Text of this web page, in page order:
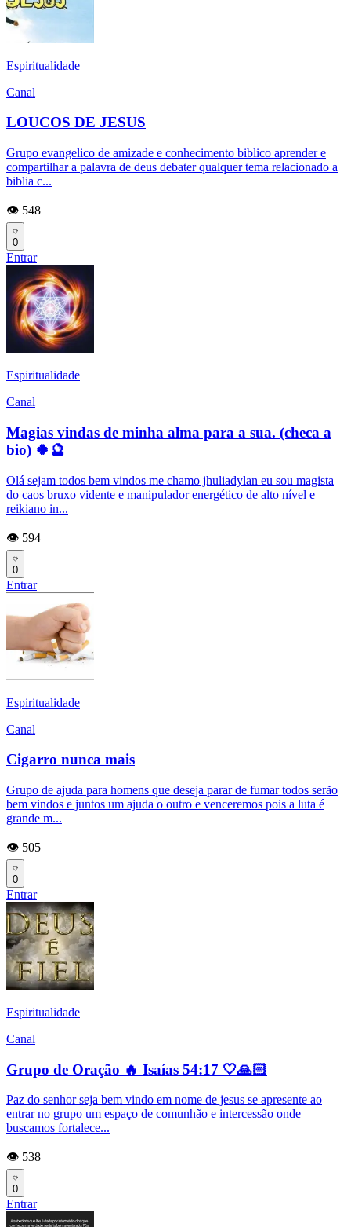
Espiritualidade
Canal
LOUCOS DE JESUS
Grupo evangelico de amizade e conhecimento biblico aprender e
compartilhar a palavra de deus debater qualquer tema relacionado a
biblia c...
👁️ 548
0
Entrar
Espiritualidade
Canal
Magias vindas de minha alma para a sua. (checa a
bio) 🍀🔮
Olá sejam todos bem vindos me chamo jhuliadylan eu sou magista
do caos bruxo vidente e manipulador energético de alto nível e
reikiano in...
👁️ 594
0
Entrar
Espiritualidade
Canal
Cigarro nunca mais
Grupo de ajuda para homens que deseja parar de fumar todos serão
bem vindos e juntos um ajuda o outro e venceremos pois a luta é
grande m...
👁️ 505
0
Entrar
Espiritualidade
Canal
Grupo de Oração 🔥 Isaías 54:17 🤍🙏🏻
Paz do senhor seja bem vindo em nome de jesus se apresente ao
entrar no grupo um espaço de comunhão e intercessão onde
buscamos fortalece...
👁️ 538
0
Entrar